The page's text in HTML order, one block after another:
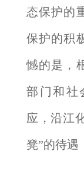
态保护的
保护的积
憾的是，
部门和社
应，沿江
凳”的待遇